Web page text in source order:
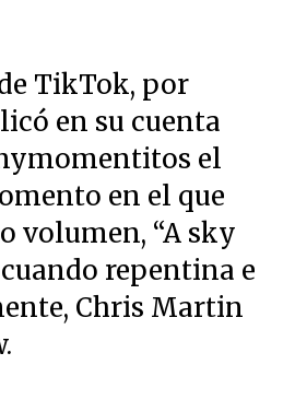
TikTok, por
en su cuenta
el
en el que
volumen, “A sky
repentina e
Chris Martin